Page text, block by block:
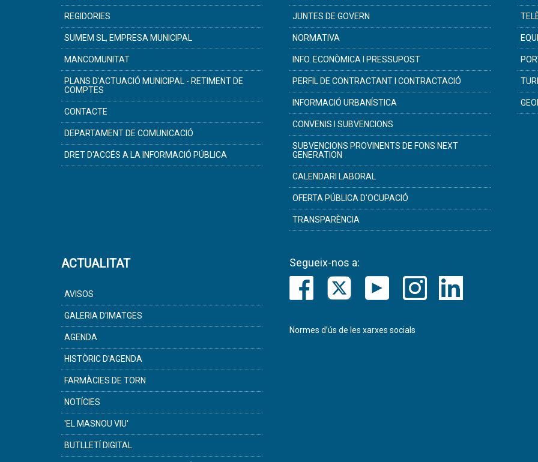
REGIDORIES
SUMEM SL, EMPRESA MUNICIPAL
MANCOMUNITAT
PLANS D'ACTUACIÓ MUNICIPAL - RETIMENT DE
COMPTES
CONTACTE
DEPARTAMENT DE COMUNICACIÓ
DRET D'ACCÉS A LA INFORMACIÓ PÚBLICA
JUNTES DE GOVERN
NORMATIVA
INFO. ECONÒMICA I PRESSUPOST
PERFIL DE CONTRACTANT I CONTRACTACIÓ
INFORMACIÓ URBANÍSTICA
CONVENIS I SUBVENCIONS
SUBVENCIONS PROVINENTS DE FONS NEXT
GENERATION
CALENDARI LABORAL
OFERTA PÚBLICA D'OCUPACIÓ
TRANSPARÈNCIA
ACTUALITAT
AVISOS
GALERIA D'IMATGES
AGENDA
HISTÒRIC D'AGENDA
FARMÀCIES DE TORN
NOTÍCIES
'EL MASNOU VIU'
BUTLLETÍ DIGITAL
Segueix-nos a:
Normes d’ús de les xarxes socials